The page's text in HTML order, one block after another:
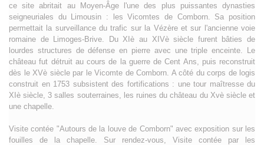
ce site abritait au Moyen-Âge l'une des plus puissantes dynasties
seigneuriales du Limousin : les Vicomtes de Comborn. Sa position
permettait la surveillance du trafic sur la Vézère et sur l'ancienne voie
romaine de Limoges-Brive. Du XIè au XIVè siècle furent bâties de
lourdes structures de défense en pierre avec une triple enceinte. Le
château fut détruit au cours de la guerre de Cent Ans, puis reconstruit
dès le XVè siècle par le Vicomte de Comborn. A côté du corps de logis
construit en 1753 subsistent des fortifications : une tour maîtresse du
XIè siècle, 3 salles souterraines, les ruines du château du Xvè siècle et
une chapelle.
Visite contée "Autours de la louve de Comborn" avec exposition sur les
fouilles de la chapelle. Sur rendez-vous, Visite contée par les